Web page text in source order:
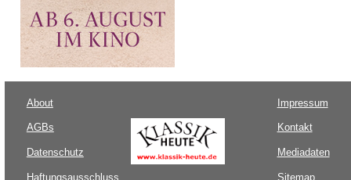
About
AGBs
Datenschutz
Haftungsausschluss
Impressum
Kontakt
Mediadaten
Sitemap